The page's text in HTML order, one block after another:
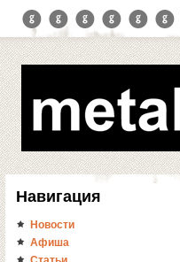
Навигация
Новости
Афиша